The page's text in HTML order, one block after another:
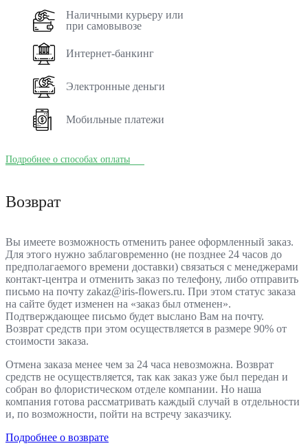
Наличными курьеру или
при самовывозе
Интернет-банкинг
Электронные деньги
Мобильные платежи
Подробнее о способах оплаты
Возврат
Вы имеете возможность отменить ранее оформленный заказ.
Для этого нужно заблаговременно (не позднее 24 часов до
предполагаемого времени доставки) связаться с менеджерами
контакт-центра и отменить заказ по телефону, либо отправить
письмо на почту zakaz@iris-flowers.ru. При этом статус заказа
на сайте будет изменен на «заказ был отменен».
Подтверждающее письмо будет выслано Вам на почту.
Возврат средств при этом осуществляется в размере 90% от
стоимости заказа.
Отмена заказа менее чем за 24 часа невозможна. Возврат
средств не осуществляется, так как заказ уже был передан и
собран во флористическом отделе компании. Но наша
компания готова рассматривать каждый случай в отдельности
и, по возможности, пойти на встречу заказчику.
Подробнее о возврате